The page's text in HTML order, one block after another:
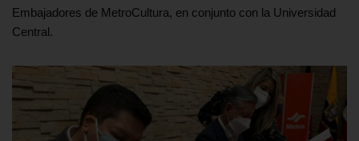
Embajadores de MetroCultura, en conjunto con la Universidad
Central.